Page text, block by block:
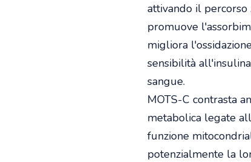
attivando il percorso
promuove
migliora
sensibilità
sangue.
MOTS-C contrasta
metabolica legate
funzione
potenzialmente la